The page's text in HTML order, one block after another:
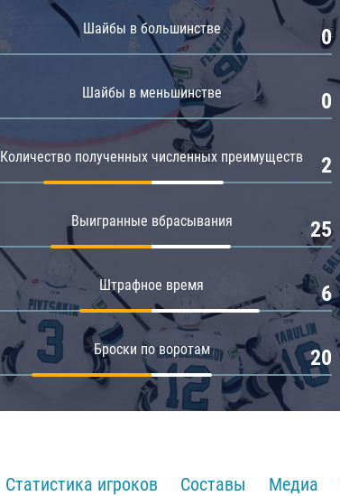
Шайбы в большинстве 0
Шайбы в меньшинстве 0
Количество полученных численных преимуществ 2
Выигранные вбрасывания 25
Штрафное время 6
Броски по воротам 20
Статистика игроков Составы Медиа